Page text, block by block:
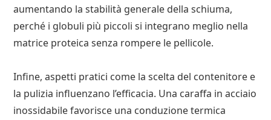
aumentando la stabilità generale della schiuma,
perché i globuli più piccoli si integrano meglio nella
matrice proteica senza rompere le pellicole.
Infine, aspetti pratici come la scelta del contenitore e
la pulizia influenzano l’efficacia. Una caraffa in acciaio
inossidabile favorisce una conduzione termica